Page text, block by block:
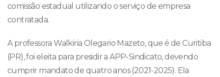
comissão estadual utilizando o serviço de empresa
contratada.
A professora Walkiria Olegario Mazeto, que é de Curitiba
(PR), foi eleita para presidir a APP-Sindicato, devendo
cumprir mandato de quatro anos (2021-2025). Ela